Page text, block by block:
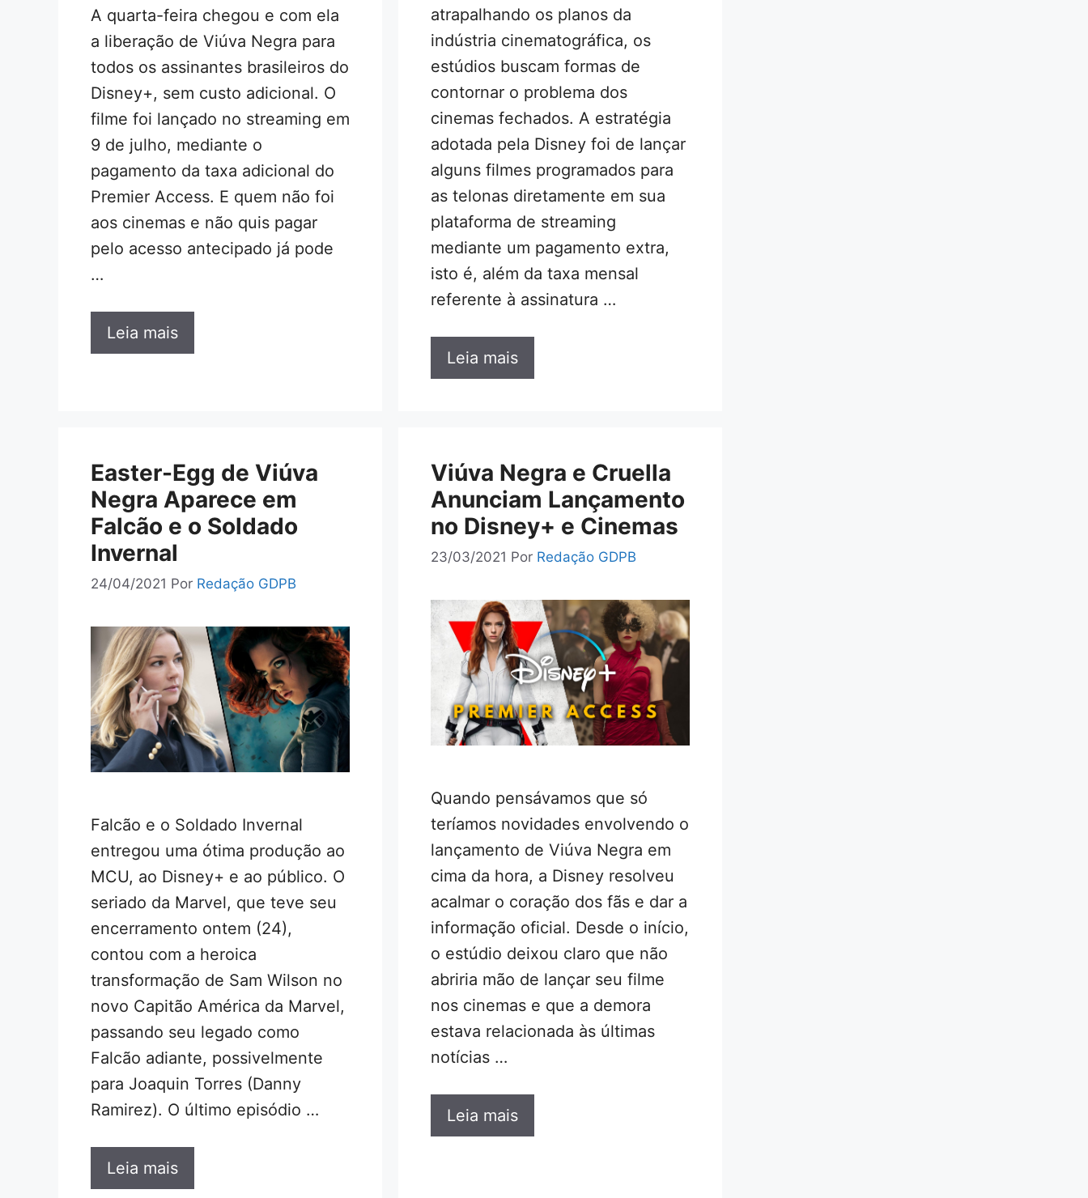
A quarta-feira chegou e com ela
a liberação de Viúva Negra para
todos os assinantes brasileiros do
Disney+, sem custo adicional. O
filme foi lançado no streaming em
9 de julho, mediante o
pagamento da taxa adicional do
Premier Access. E quem não foi
aos cinemas e não quis pagar
pelo acesso antecipado já pode
…
Leia mais
atrapalhando os planos da
indústria cinematográfica, os
estúdios buscam formas de
contornar o problema dos
cinemas fechados. A estratégia
adotada pela Disney foi de lançar
alguns filmes programados para
as telonas diretamente em sua
plataforma de streaming
mediante um pagamento extra,
isto é, além da taxa mensal
referente à assinatura …
Leia mais
Easter-Egg de Viúva
Negra Aparece em
Falcão e o Soldado
Invernal
24/04/2021 Por Redação GDPB
Falcão e o Soldado Invernal
entregou uma ótima produção ao
MCU, ao Disney+ e ao público. O
seriado da Marvel, que teve seu
encerramento ontem (24),
contou com a heroica
transformação de Sam Wilson no
novo Capitão América da Marvel,
passando seu legado como
Falcão adiante, possivelmente
para Joaquin Torres (Danny
Ramirez). O último episódio …
Leia mais
Viúva Negra e Cruella
Anunciam Lançamento
no Disney+ e Cinemas
23/03/2021 Por Redação GDPB
Quando pensávamos que só
teríamos novidades envolvendo o
lançamento de Viúva Negra em
cima da hora, a Disney resolveu
acalmar o coração dos fãs e dar a
informação oficial. Desde o início,
o estúdio deixou claro que não
abriria mão de lançar seu filme
nos cinemas e que a demora
estava relacionada às últimas
notícias …
Leia mais